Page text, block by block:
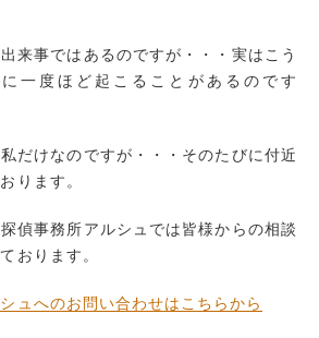
来事ではあるのですが・・・実はこう
一度ほど起こることがあるのです
だけなのですが・・・そのたびに付近
ります。
偵事務所アルシュでは皆様からの相談
おります。
ュへのお問い合わせはこちらから